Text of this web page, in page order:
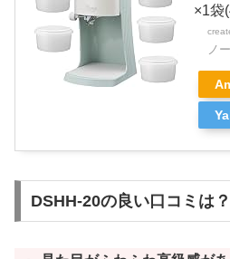
×1袋
ノ
DSHH-20の良い口コミは？